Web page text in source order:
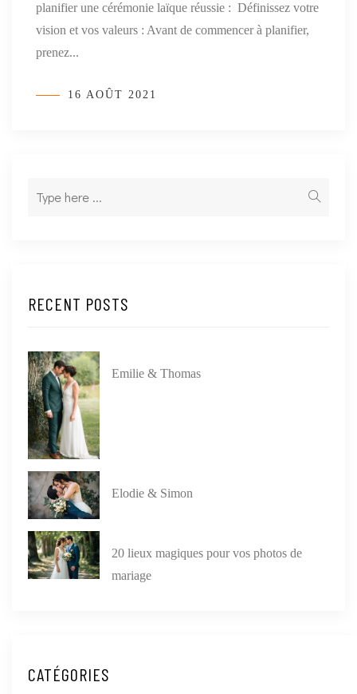
planifier une cérémonie laïque réussie : Définissez votre
vision et vos valeurs : Avant de commencer à planifier,
prenez...
16 AOÛT 2021
RECENT POSTS
Emilie & Thomas
Elodie & Simon
20 lieux magiques pour vos photos de
mariage
CATÉGORIES